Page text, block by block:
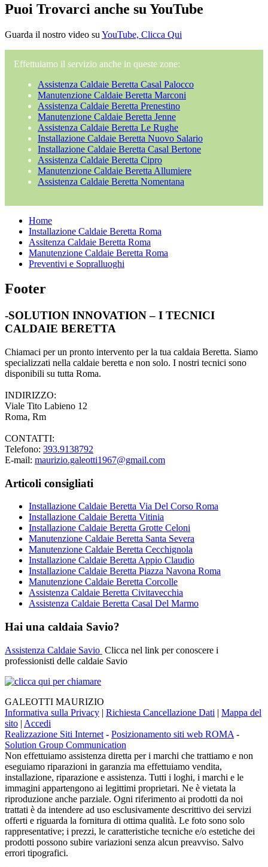
Puoi Trovarci anche su YouTube
Guarda il nostro video su YouTube, Clicca Qui
Effettuiamo il servizio anche in queste zone:
Assistenza Caldaie Beretta Casal Palocco
Manutenzione Caldaie Beretta Marconi
Assistenza Caldaie Beretta Prenestino
Manutenzione Caldaie Beretta Jenne
Assistenza Caldaie Beretta Le Rughe
Installazione Caldaie Beretta Nuovo Salario
Installazione Caldaie Beretta Casal Bertone
Assistenza Caldaie Beretta Cipro
Manutenzione Caldaie Beretta Allumiere
Assistenza Caldaie Beretta Nomentana
Home
Installazione Caldaie Beretta Roma
Assitenza Caldaie Beretta Roma
Manutenzione Caldaie Beretta Roma
Preventivi e Sopralluoghi
Footer
-SOLUTION INNOVATION – I TECNICI
CALDAIE BERETTA
Chiamaci per un pronto intervento per la tua caldaia Beretta. Siamo
specializzati nella caldaie beretta e non solo. I nostri tecnici sono
disponibili su tutta Roma.
INDIRIZZO:
Viale Tito Labieno 12
Roma, Rm
CONTATTI:
Telefono: 393.9138792
E-mail: maurizio.galeotti1967@gmail.com
Articoli consigliati
Installazione Caldaie Beretta Via Del Corso Roma
Installazione Caldaie Beretta Vitinia
Installazione Caldaie Beretta Grotte Celoni
Manutenzione Caldaie Beretta Santa Severa
Manutenzione Caldaie Beretta Cecchignola
Installazione Caldaie Beretta Appio Claudio
Installazione Caldaie Beretta Piazza Navona Roma
Manutenzione Caldaie Beretta Corcolle
Assistenza Caldaie Beretta Civitavecchia
Assistenza Caldaie Beretta Casal Del Marmo
Hai una caldaia Savio?
Assistenza Caldaie Savio Clicca nel link per conoscere i
professionisti delle caldaie Savio
GALEOTTI MAURIZIO
Informativa sulla Privacy | Richiesta Cancellazione Dati | Mappa del
sito | Accedi
Realizzazione Siti Internet - Posizionamento siti web ROMA -
Solution Group Communication
Non effettuiamo assistenza diretta per i marchi che trattiamo e non
eseguiamo riparazioni in garanzia ma effettuiamo vendita,
installazione, riparazione e assistenza. Tutti i loghi, i marchi e le
immagini appartengono ai legittimi proprietari. Ne è vietata la
riproduzione anche parziale. Ogni riferimento ai prodotti da noi
trattati è da intendere ad uso esclusivamente descrittivo dei servizi
offerti e riguarda la fornitura di ottima qualità. Le foto sono solo
rappresentative; i prezzi, le caratteristiche tecniche e/o estetiche dei
prodotti possono subire variazioni senza alcun preavviso. Salvo
errori tipografici.